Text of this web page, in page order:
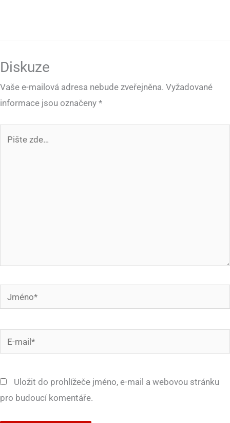
Diskuze
Vaše e-mailová adresa nebude zveřejněna. Vyžadované
informace jsou označeny *
Jméno*
mail*
Uložit do prohlížeče jméno, e-mail a webovou stránku
pro budoucí komentáře.